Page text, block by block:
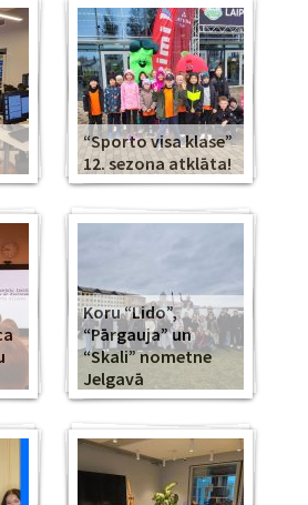
“Sporto visa klase”
12. sezona atklāta!
Koru “Lido”,
“Pārgauja” un
“Skali” nometne
Jelgavā